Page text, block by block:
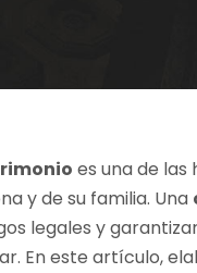
es una de
y de su familia. Una
legales y
En este artículo,